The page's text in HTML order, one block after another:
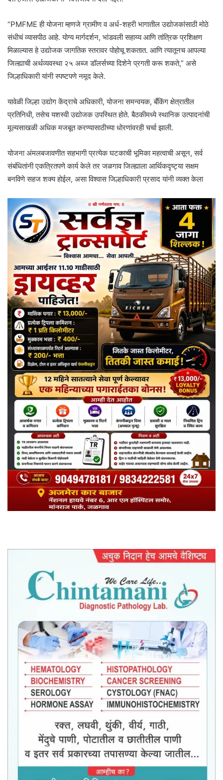
“PMFME ही योजना म्हणजे ग्रामीण व अर्ध-शहरी भागातील उद्योजकांसाठी मोठे
संधीचं व्यासपीठ आहे. योग्य मार्गदर्शन, भांडवली सहाय्य आणि तांत्रिक प्रशिक्षण
मिळाल्यास हे उद्योजक जागतिक स्तरावर पोहोचू शकतात. आणि त्यातूनच आपल्या
जिल्ह्याची अर्थव्यवस्था २५ अब्ज डॉलर्सच्या दिशेने प्रगती करू शकते,” असे
जिल्हाधिकारी यांनी स्पष्टपणे नमूद केले.
यावेळी जिल्हा उद्योग केंद्राचे अधिकारी, योजना समन्वयक, बँकिंग क्षेत्रातील
प्रतिनिधी, तसेच यशस्वी उद्योजक उपस्थित होते. बैठकीमध्ये स्थानिक उत्पादनांची
मूल्यसाखळी अधिक मजबूत करण्यासाठीच्या धोरणांवरही चर्चा झाली.
योजना अंमलबजावणीत सहभागी प्रत्येक घटकाची भूमिका महत्वाची असून, सर्व
संबंधितांनी एकत्रितपणे कार्य केले तर जळगाव जिल्ह्याला आर्थिकदृष्ट्या सक्षम
बनविणे सहज शक्य होईल, असा विश्वास जिल्हाधिकारी प्रसाद यांनी व्यक्त केला